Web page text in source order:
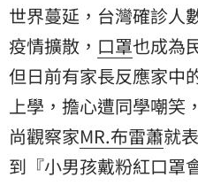
世界蔓延，台灣確診人
疫情擴散， 口罩也成為
但日前有家長反應家中
上學，擔心遭同學嘲笑
尚觀察家MR.布雷蕭就
到『小男孩戴粉紅口罩